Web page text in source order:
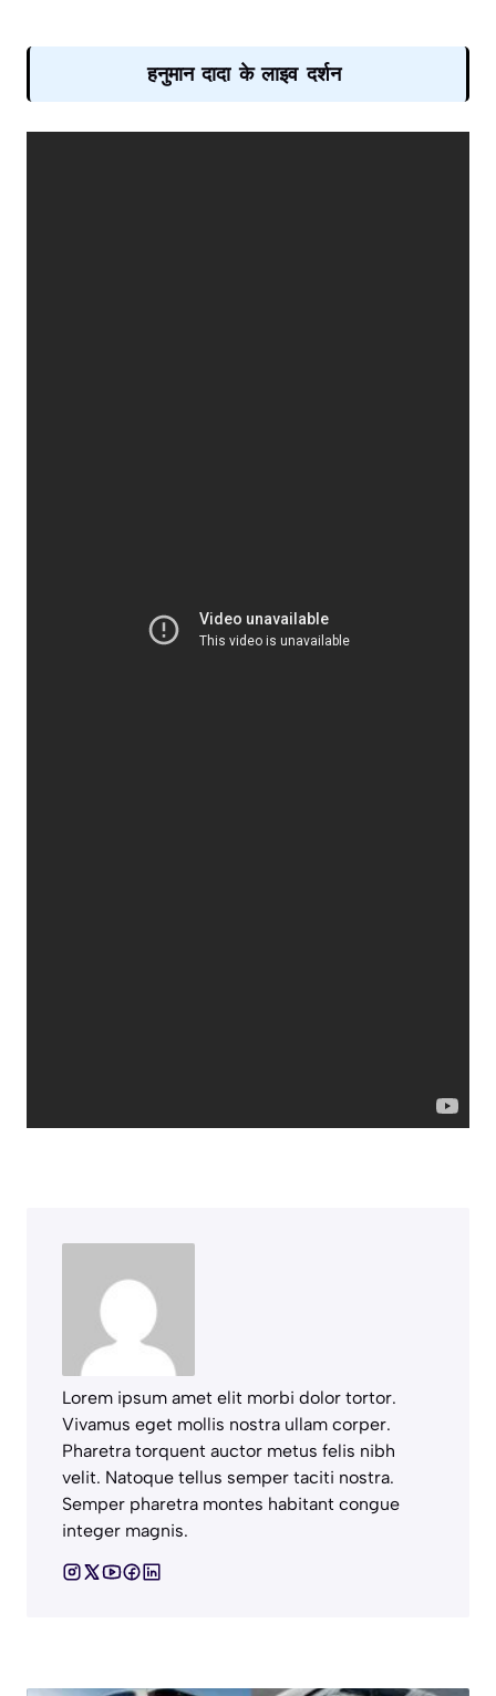
हनुमान दादा के लाइव दर्शन
Lorem ipsum amet elit morbi dolor tortor.
Vivamus eget mollis nostra ullam corper.
Pharetra torquent auctor metus felis nibh
velit. Natoque tellus semper taciti nostra.
Semper pharetra montes habitant congue
integer magnis.